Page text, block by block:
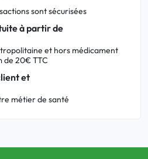
sont sécurisées
à partir de
et hors médicament
de 20€ TTC
et
métier de santé